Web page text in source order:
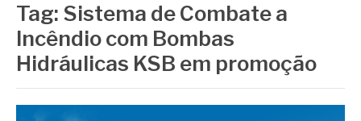
Tag: Sistema de Combate a
Incêndio com Bombas
Hidráulicas KSB em promoção